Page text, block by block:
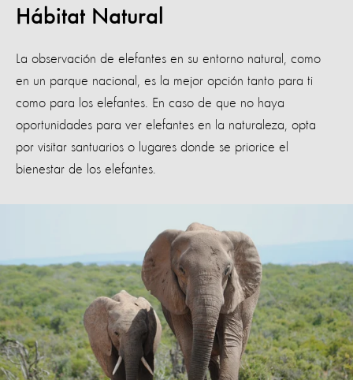
Hábitat Natural
La observación de elefantes en su entorno natural, como
en un parque nacional, es la mejor opción tanto para ti
como para los elefantes. En caso de que no haya
oportunidades para ver elefantes en la naturaleza, opta
por visitar santuarios o lugares donde se priorice el
bienestar de los elefantes.